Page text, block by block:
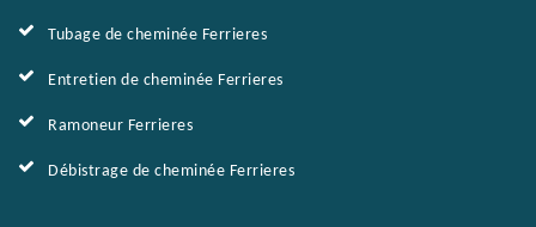
Tubage de cheminée Ferrieres
Entretien de cheminée Ferrieres
Ramoneur Ferrieres
Débistrage de cheminée Ferrieres